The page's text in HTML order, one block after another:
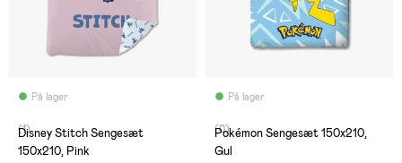
På lager
(1)
Disney Stitch Sengesæt
150x210, Pink
På lager
(0)
Pokémon Sengesæt 150x210,
Gul